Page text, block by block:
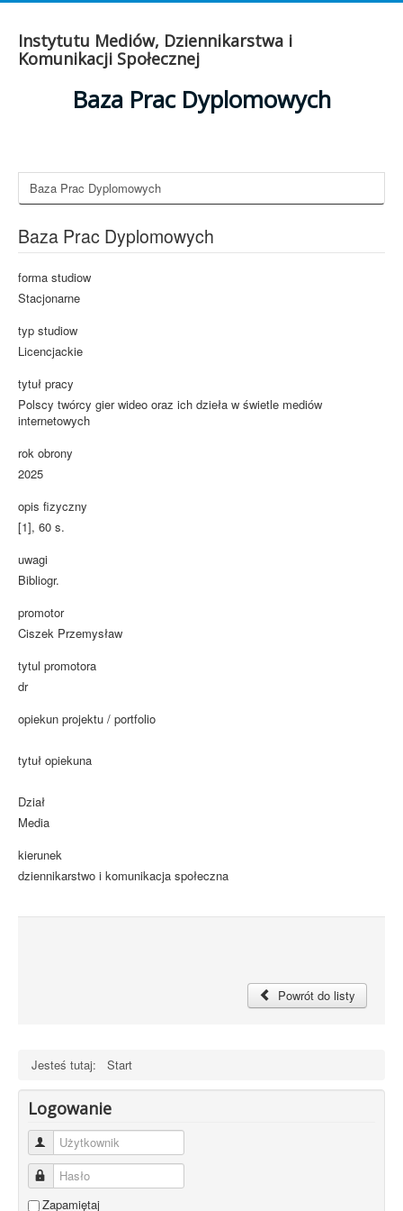
Instytutu Mediów, Dziennikarstwa i
Komunikacji Społecznej
Baza Prac Dyplomowych
Baza Prac Dyplomowych
Baza Prac Dyplomowych
forma studiow
Stacjonarne
typ studiow
Licencjackie
tytuł pracy
Polscy twórcy gier wideo oraz ich dzieła w świetle mediów
internetowych
rok obrony
2025
opis fizyczny
[1], 60 s.
uwagi
Bibliogr.
promotor
Ciszek Przemysław
tytul promotora
dr
opiekun projektu / portfolio
tytuł opiekuna
Dział
Media
kierunek
dziennikarstwo i komunikacja społeczna
Powrót do listy
Jesteś tutaj: Start
Logowanie
Użytkownik
Hasło
Zapamiętaj